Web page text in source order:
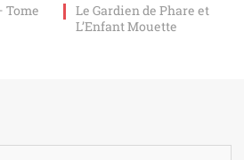
Tome
Le Gardien de Phare et
L’Enfant Mouette